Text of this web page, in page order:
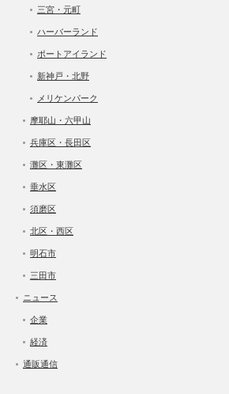
三宮・元町
ハーバーランド
ポートアイランド
新神戸・北野
メリケンパーク
摩耶山・六甲山
兵庫区・長田区
灘区・東灘区
垂水区
須磨区
北区・西区
明石市
三田市
ニュース
企業
経済
通販通信